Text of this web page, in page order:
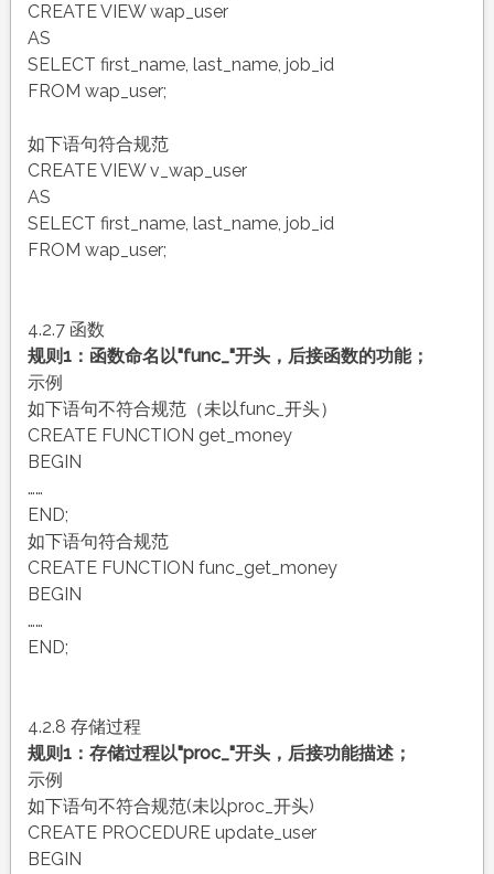
CREATE VIEW wap_user
AS
SELECT first_name, last_name, job_id
FROM wap_user;
如下语句符合规范
CREATE VIEW v_wap_user
AS
SELECT first_name, last_name, job_id
FROM wap_user;
4.2.7 函数
规则1：函数命名以"func_"开头，后接函数的功能；
示例
如下语句不符合规范（未以func_开头）
CREATE FUNCTION get_money
BEGIN
……
END;
如下语句符合规范
CREATE FUNCTION func_get_money
BEGIN
……
END;
4.2.8 存储过程
规则1：存储过程以"proc_"开头，后接功能描述；
示例
如下语句不符合规范(未以proc_开头)
CREATE PROCEDURE update_user
BEGIN